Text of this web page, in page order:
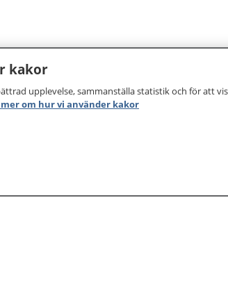
om sjukdomar och
kakor
upplevelse, sammanställa statistik och för att
mer om hur vi använder kakor